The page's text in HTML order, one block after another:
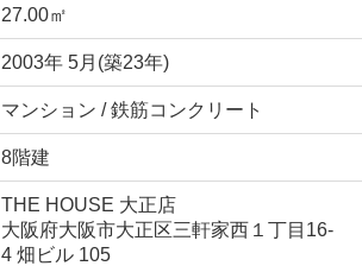
27.00㎡
2003年 5月(築23年)
マンション / 鉄筋コンクリート
8階建
THE HOUSE 大正店
大阪府大阪市大正区三軒家西１丁目16-
4 畑ビル 105